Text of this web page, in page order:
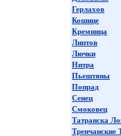
Герлахов
Кошице
Кремница
Липтов
Лючки
Нитра
Пьештяны
Попрад
Сенец
Смоковец
Татранска
Тренчанские